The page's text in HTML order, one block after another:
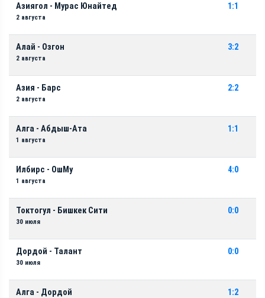
Азиягол - Мурас Юнайтед
2 августа
1:1
Алай - Озгон
2 августа
3:2
Азия - Барс
2 августа
2:2
Алга - Абдыш-Ата
1 августа
1:1
Илбирс - ОшМу
1 августа
4:0
Токтогул - Бишкек Сити
30 июля
0:0
Дордой - Талант
30 июля
0:0
Алга - Дордой 1:2